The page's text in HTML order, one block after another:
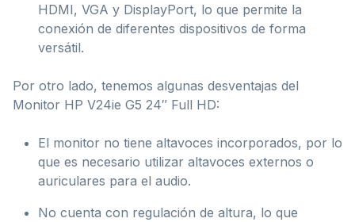
HDMI, VGA y DisplayPort, lo que permite la
conexión de diferentes dispositivos de forma
versátil.
Por otro lado, tenemos algunas desventajas del
Monitor HP V24ie G5 24″ Full HD:
El monitor no tiene altavoces incorporados, por lo
que es necesario utilizar altavoces externos o
auriculares para el audio.
No cuenta con regulación de altura, lo que